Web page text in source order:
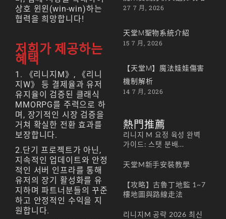
상호 윈윈(win-win)하는
협력을 희망합니다!
저희가 제공하는
혜택
1. 《리니지M》, 《리니
지W》 등 결제율과 유저
유지율이 검증된 클래식
MMORPG를 주력으로 하
며, 장기적인 시장 검증을
거쳐 확실한 전환 효과를
보장합니다.
2.단기 프로젝트가 아닌,
지속적인 업데이트와 안정
적인 서버 인프라를 통해
유저의 장기 활성화를 유
지하며 파트너분들의 꾸준
하고 안정적인 수익을 지
원합니다.
27 7 月, 2026
天堂M聖物系統介紹
15 7 月, 2026
【天堂M】魔法娃娃傷害
機制解析
14 7 月, 2026
熱門推薦
리니지 M 요정 육성 완벽
가이드: 스탯 분배...
天堂M新手安裝教學
【攻略】古魯丁地監 1~7
樓地圖與路線走法
리니지M 공략 2026 최신